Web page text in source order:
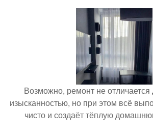
Возможно, ремонт не отличается
изысканностью, но при этом всё
чисто и создаёт тёплую